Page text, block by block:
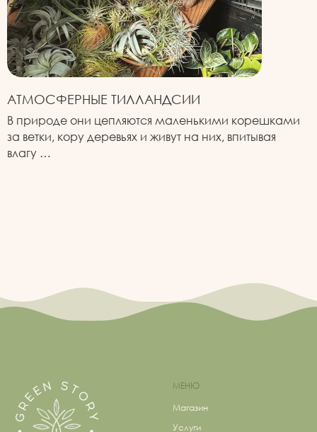
АТМОСФЕРНЫЕ ТИЛЛАНДСИИ
В природе они цепляются маленькими корешками
за ветки, кору деревьях и живут на них, впитывая
влагу …
МЕНЮ
Магазин
Услуги